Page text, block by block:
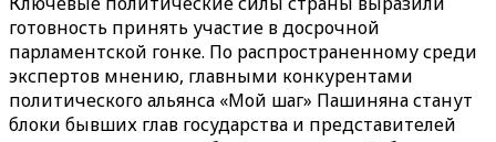
готовность принять участие в досрочной
парламентской гонке. По распространенному среди
экспертов мнению, главными конкурентами
политического альянса «Мой шаг» Пашиняна станут
блоки бывших глав государства и представителей